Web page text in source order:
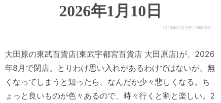
2026年1月10日
2026年01月10日 12時00分
大田原の東武百貨店(東武宇都宮百貨店 大田原店)が、2026
年8月で閉店。とりわけ思い入れがあるわけではないが、無
くなってしまうと知ったら、なんだか少々悲しくなる。ち
ょっと良いものが色々あるので、時々行くと割と楽しい。2